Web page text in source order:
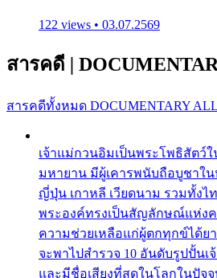
122 views • 03.07.2569
สารคดี |
สารคดีทั้งหมด DOCUMENTARY ALL
เจ้าแม่กวนอิมเป็นพระโพธิสัตว์
มหายาน มีผู้เคารพนับถือบูชาใน
ญี่ปุ่น เกาหลี เวียดนาม รวมทั้งไ
พระองค์ทรงเป็นสัญลักษณ์แห่ง
ความช่วยเหลือแก่ผู้ตกทุกข์ได้ย
จะพาไปสำรวจ 10 อันดับรูปปั้น
และมีชื่อเสียงที่สุดในโลกในปัจ